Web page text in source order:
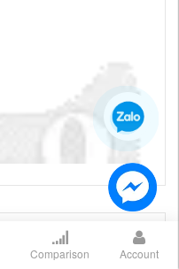
Comparison Account